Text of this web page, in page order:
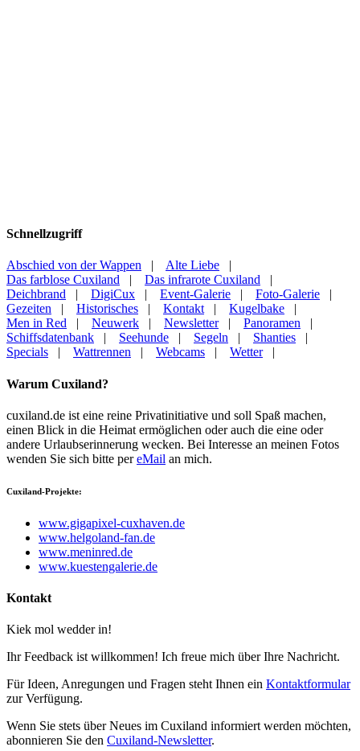
Schnellzugriff
Abschied von der Wappen | Alte Liebe |
Das farblose Cuxiland | Das infrarote Cuxiland |
Deichbrand | DigiCux | Event-Galerie | Foto-Galerie |
Gezeiten | Historisches | Kontakt | Kugelbake |
Men in Red | Neuwerk | Newsletter| Panoramen |
Schiffsdatenbank | Seehunde | Segeln | Shanties |
Specials | Wattrennen | Webcams | Wetter|
Warum Cuxiland?
cuxiland.de ist eine reine Privatinitiative und soll Spaß machen,
einen Blick in die Heimat ermöglichen oder auch die eine oder
andere Urlaubserinnerung wecken. Bei Interesse an meinen Fotos
wenden Sie sich bitte pereMail an mich.
Cuxiland-Projekte:
www.gigapixel-cuxhaven.de
www.helgoland-fan.de
www.meninred.de
www.kuestengalerie.de
Kontakt
Kiek mol wedder in!
Ihr Feedback ist willkommen! Ich freue mich über Ihre Nachricht.
Für Ideen, Anregungen und Fragen steht Ihnen ein Kontaktformular
zur Verfügung.
Wenn Sie stets über Neues im Cuxiland informiert werden möchten,
abonnieren Sie den Cuxiland-Newsletter.